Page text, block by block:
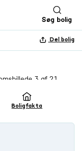
Søg bolig
Del bolig
+ 20 BILLEDER
Boligfakta